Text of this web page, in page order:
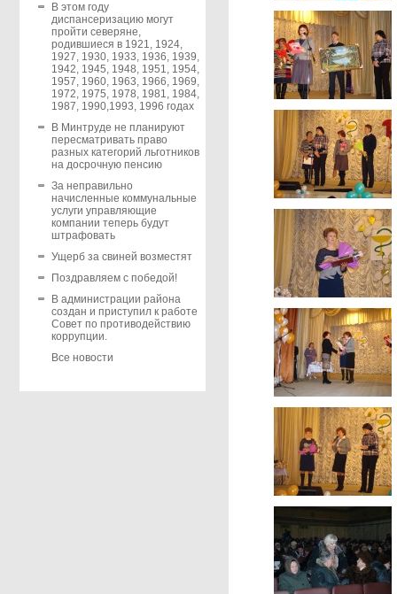
В этом году
диспансеризацию могут
пройти северяне,
родившиеся в 1921, 1924,
1927, 1930, 1933, 1936, 1939,
1942, 1945, 1948, 1951, 1954,
1957, 1960, 1963, 1966, 1969,
1972, 1975, 1978, 1981, 1984,
1987, 1990,1993, 1996 годах
В Минтруде не планируют
пересматривать право
разных категорий льготников
на досрочную пенсию
За неправильно
начисленные коммунальные
услуги управляющие
компании теперь будут
штрафовать
Ущерб за свиней возместят
Поздравляем с победой!
В администрации района
создан и приступил к работе
Совет по противодействию
коррупции.
Все новости